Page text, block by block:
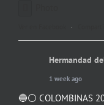
·
Hermandad
1 week ago
🔵⚪️ COLOMBINAS